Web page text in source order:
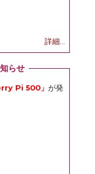
詳細...
らせ
Pi 500」 が発